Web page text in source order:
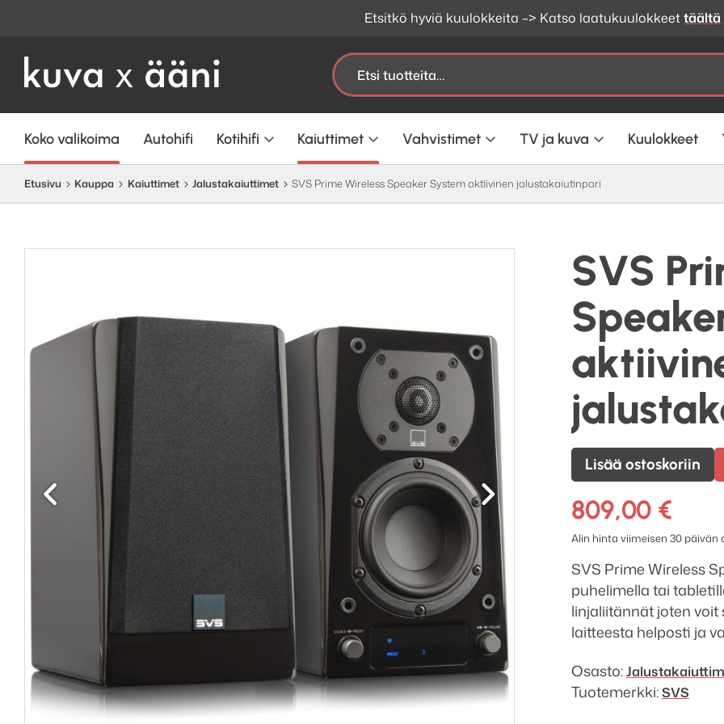
Etsitkö hyviä kuulokkeita –> Katso laatukuulokkeettäältä
Etsi:
Koko valikoima Autohifi Kotihifi Kaiuttimet Vahvistimet TV ja kuva Kuulokkeet
Etusivu Kauppa Kaiuttimet Jalusta­kaiuttimet SVS Prime Wireless Speaker System aktiivinen jalustakaiutinpari
SVS
Edellinen Seuraava
SVS
Prime
Wireless
Speaker
System
aktiivinen
jalustakaiutinpari
määrä
Lisää ostoskoriin
809,00 €
Alin hinta viimeisen 30 päivän
SVS Prime Wireless
puhelimella tai
linjaliitännät joten
laitteesta helposti ja
Osasto:
Tuotemerkki:SVS